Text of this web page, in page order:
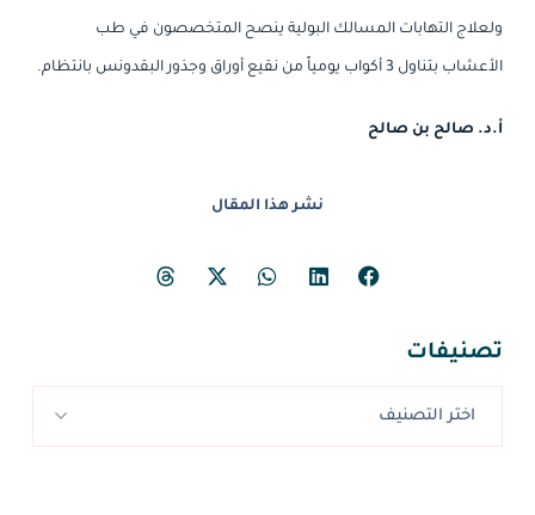
ولعلاج التهابات المسالك البولية ينصح المتخصصون في طب
الأعشاب بتناول 3 أكواب يومياً من نقيع أوراق وجذور البقدونس بانتظام.
أ.د. صالح بن صالح
نشر هذا المقال
تصنيفات
اختر التصنيف